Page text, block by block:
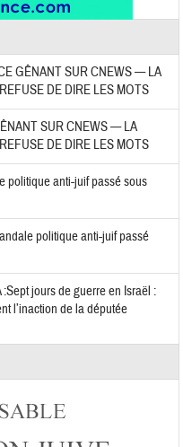
GÊNANT SUR CNEWS — LA
DE DIRE LES MOTS
SUR CNEWS — LA
DE DIRE LES MOTS
politique anti-juif passé sous
politique anti-juif passé
jours de guerre en Israël :
l’inaction de la députée